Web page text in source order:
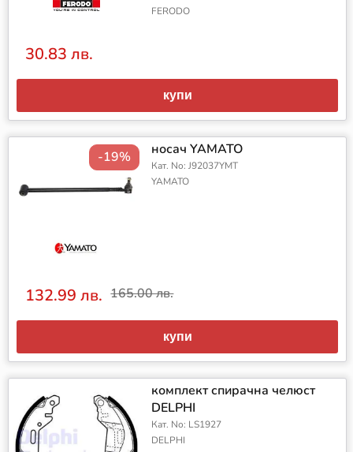
FERODO
30.83 лв.
купи
-19% носач YAMATO
Кат. No: J92037YMT
YAMATO
132.99 лв. 165.00 лв.
купи
комплект спирачна челюст
DELPHI
Кат. No: LS1927
DELPHI